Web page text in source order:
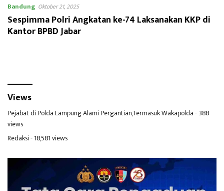
Bandung Oktober 21, 2025
Sespimma Polri Angkatan ke-74 Laksanakan KKP di
Kantor BPBD Jabar
Views
Pejabat di Polda Lampung Alami Pergantian,Termasuk Wakapolda- 388
views
Redaksi- 18,581 views